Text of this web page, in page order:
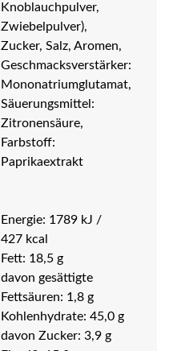
Knoblauchpulver,
Zwiebelpulver),
Zucker, Salz, Aromen,
Geschmacksverstärker:
Mononatriumglutamat,
Säuerungsmittel:
Zitronensäure,
Farbstoff:
Paprikaextrakt
Energie: 1789 kJ /
427 kcal
Fett: 18,5 g
davon gesättigte
Fettsäuren: 1,8 g
Kohlenhydrate: 45,0 g
davon Zucker: 3,9 g